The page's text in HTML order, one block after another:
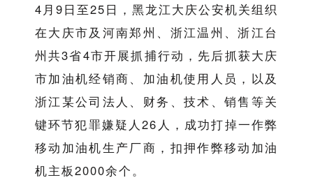
4月9日至25日，黑龙江大庆公安机关组织
在大庆市及河南郑州、浙江温州、浙江台
州共3省4市开展抓捕行动，先后抓获大庆
市加油机经销商、加油机使用人员，以及
浙江某公司法人、财务、技术、销售等关
键环节犯罪嫌疑人26人，成功打掉一作弊
移动加油机生产厂商，扣押作弊移动加油
机主板2000余个。